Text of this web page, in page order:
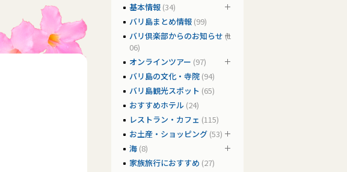
基本情報 (34)
バリ島まとめ情報 (99)
バリ倶楽部からのお知らせ (1
06)
オンラインツアー (97)
バリ島の文化・寺院 (94)
バリ島観光スポット (65)
おすすめホテル (24)
レストラン・カフェ (115)
お土産・ショッピング (53)
海 (8)
家族旅行におすすめ (27)